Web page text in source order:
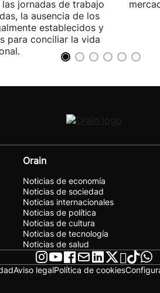
jornadas de trabajo
la ausencia de los
establecidos y
para conciliar la vida
Orain
Noticias de economía
Noticias de sociedad
Noticias internacionales
Noticias de política
Noticias de cultura
Noticias de tecnología
Noticias de salud
Aviso legalPolítica de cookies